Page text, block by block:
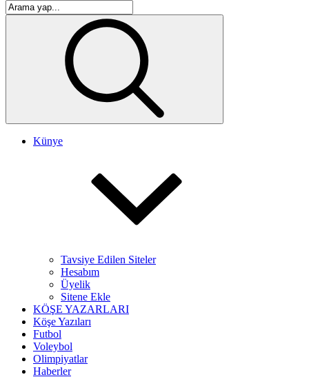
Künye
Tavsiye Edilen Siteler
Hesabım
Üyelik
Sitene Ekle
KÖŞE YAZARLARI
Köşe Yazıları
Futbol
Voleybol
Olimpiyatlar
Haberler